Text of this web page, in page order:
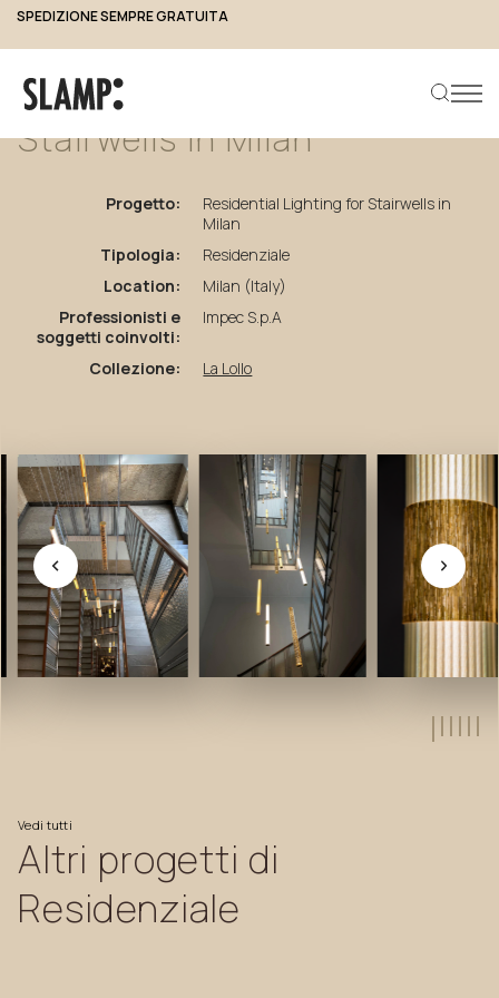
SPEDIZIONE SEMPRE GRATUITA
Cerca prodotto
Residential
StairwellsinMilan
Progetto:
Residential Lighting for Stairwells in
Milan
Tipologia:
Residenziale
Location:
Milan (Italy)
Professionisti e
soggetti coinvolti:
Impec S.p.A
Collezione: La Lollo
Vedi tutti
Altri progetti di
Residenziale